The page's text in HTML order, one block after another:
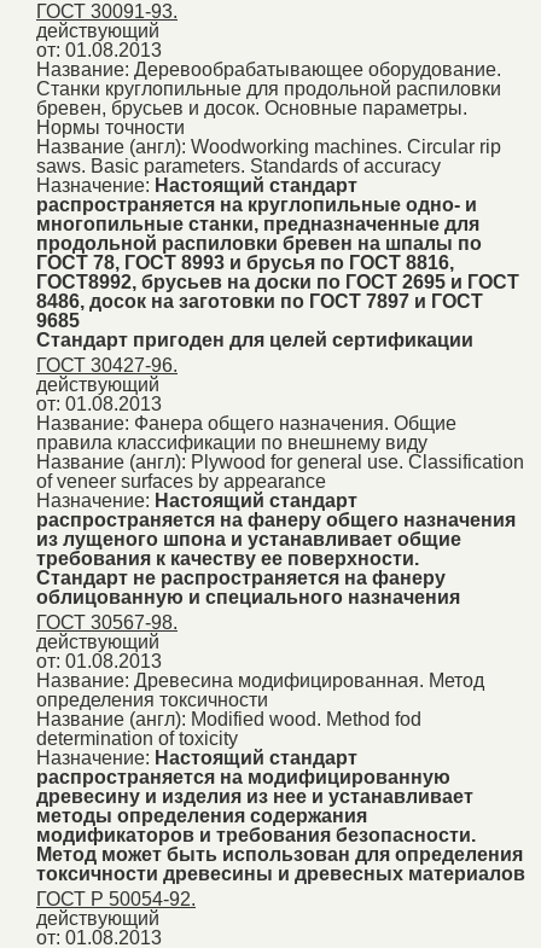
ГОСТ 30091-93.
действующий
от: 01.08.2013
Название: Деревообрабатывающее оборудование.
Станки круглопильные для продольной распиловки
бревен, брусьев и досок. Основные параметры.
Нормы точности
Название (англ): Woodworking machines. Circular rip
saws. Basic parameters. Standards of accuracy
Назначение: Настоящий стандарт
распространяется на круглопильные одно- и
многопильные станки, предназначенные для
продольной распиловки бревен на шпалы по
ГОСТ 78, ГОСТ 8993 и брусья по ГОСТ 8816,
ГОСТ8992, брусьев на доски по ГОСТ 2695 и ГОСТ
8486, досок на заготовки по ГОСТ 7897 и ГОСТ
9685
Стандарт пригоден для целей сертификации
ГОСТ 30427-96.
действующий
от: 01.08.2013
Название: Фанера общего назначения. Общие
правила классификации по внешнему виду
Название (англ): Plywood for general use. Classification
of veneer surfaces by appearance
Назначение: Настоящий стандарт
распространяется на фанеру общего назначения
из лущеного шпона и устанавливает общие
требования к качеству ее поверхности.
Стандарт не распространяется на фанеру
облицованную и специального назначения
ГОСТ 30567-98.
действующий
от: 01.08.2013
Название: Древесина модифицированная. Метод
определения токсичности
Название (англ): Modified wood. Method fod
determination of toxicity
Назначение: Настоящий стандарт
распространяется на модифицированную
древесину и изделия из нее и устанавливает
методы определения содержания
модификаторов и требования безопасности.
Метод может быть использован для определения
токсичности древесины и древесных материалов
ГОСТ Р 50054-92.
действующий
от: 01.08.2013